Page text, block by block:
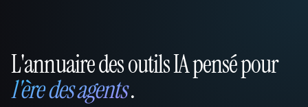
That AI Collection
L'annuaire des outils IA pensé pour
l'ère des agents.